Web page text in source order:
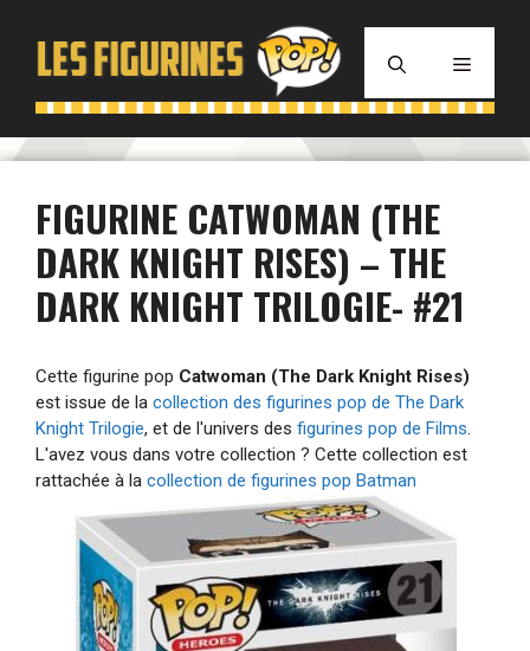
contenu
MENU
FIGURINE CATWOMAN (THE
DARK KNIGHT RISES) – THE
DARK KNIGHT TRILOGIE- #21
Cette figurine pop Catwoman (The Dark Knight Rises)
est issue de la collection des figurines pop de The Dark
Knight Trilogie, et de l'univers des figurines pop de Films.
L'avez vous dans votre collection ? Cette collection est
rattachée à la collection de figurines pop Batman